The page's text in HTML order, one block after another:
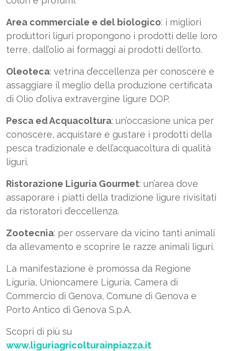
Area commerciale e del biologico: i migliori
produttori liguri propongono i prodotti delle loro
terre, dall’olio ai formaggi ai prodotti dell’orto.
Oleoteca: vetrina d’eccellenza per conoscere e
assaggiare il meglio della produzione certificata
di Olio d’oliva extravergine ligure DOP.
Pesca ed Acquacoltura: un’occasione unica per
conoscere, acquistare e gustare i prodotti della
pesca tradizionale e dell’acquacoltura di qualità
liguri.
Ristorazione Liguria Gourmet: un’area dove
assaporare i piatti della tradizione ligure rivisitati
da ristoratori d’eccellenza.
Zootecnia: per osservare da vicino tanti animali
da allevamento e scoprire le razze animali liguri.
La manifestazione è promossa da Regione
Liguria, Unioncamere Liguria, Camera di
Commercio di Genova, Comune di Genova e
Porto Antico di Genova S.p.A.
Scopri di più su
www.liguriagricolturainpiazza.it